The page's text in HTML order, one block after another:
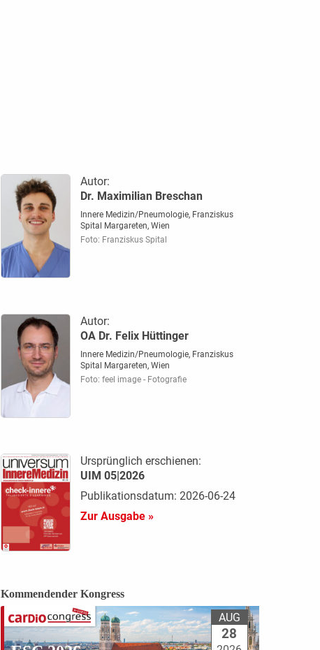
Autor:
Dr. Maximilian Breschan
Innere Medizin/Pneumologie, Franziskus
Spital Margareten, Wien
Foto: Franziskus Spital
Autor:
OA Dr. Felix Hüttinger
Innere Medizin/Pneumologie, Franziskus
Spital Margareten, Wien
Foto: feel image - Fotografie
Ursprünglich erschienen:
UIM 05|2026
Publikationsdatum: 2026-06-24
Zur Ausgabe »
Kommendender Kongress
AUG
28